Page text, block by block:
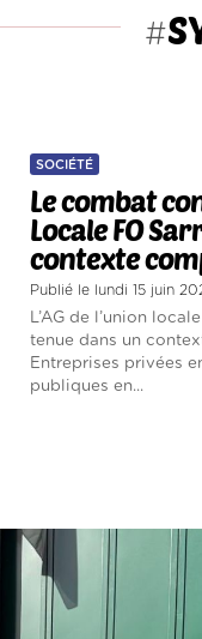
#
SOCIÉTÉ
Le combat
Locale FO
contexte
Publié le lundi 15 juin
L’AG de l’union
tenue dans un
Entreprises privées
publiques en...